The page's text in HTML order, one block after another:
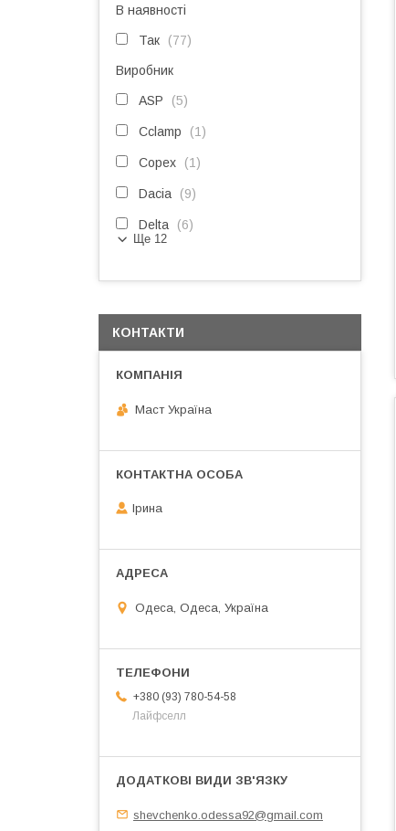
В наявності
Так 77
Виробник
ASP 5
Cclamp 1
Copex 1
Dacia 9
Delta 6
Ще 12
КОНТАКТИ
Маст Україна
Ірина
Одеса, Одеса, Україна
+380 (93) 780-54-58
Лайфселл
shevchenko.odessa92@gmail.com